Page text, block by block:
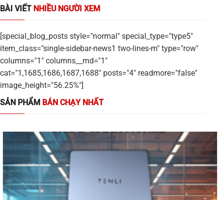
BÀI VIẾT NHIỀU NGƯỜI XEM
[special_blog_posts style="normal" special_type="type5"
item_class="single-sidebar-news1 two-lines-m" type="row"
columns="1" columns__md="1"
cat="1,1685,1686,1687,1688" posts="4" readmore="false"
image_height="56.25%"]
SẢN PHẨM BÁN CHẠY NHẤT